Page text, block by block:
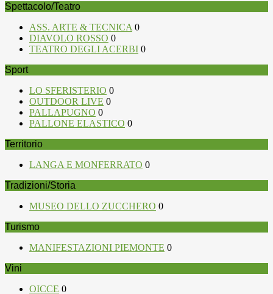
Spettacolo/Teatro
ASS. ARTE & TECNICA 0
DIAVOLO ROSSO 0
TEATRO DEGLI ACERBI 0
Sport
LO SFERISTERIO 0
OUTDOOR LIVE 0
PALLAPUGNO 0
PALLONE ELASTICO 0
Territorio
LANGA E MONFERRATO 0
Tradizioni/Storia
MUSEO DELLO ZUCCHERO 0
Turismo
MANIFESTAZIONI PIEMONTE 0
Vini
OICCE 0